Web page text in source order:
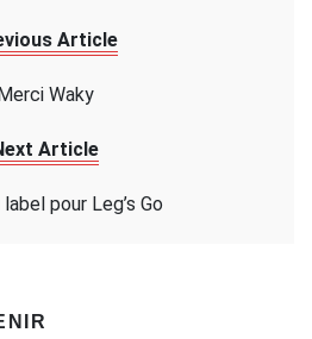
Article
Merci Waky
Article
label pour Leg’s Go